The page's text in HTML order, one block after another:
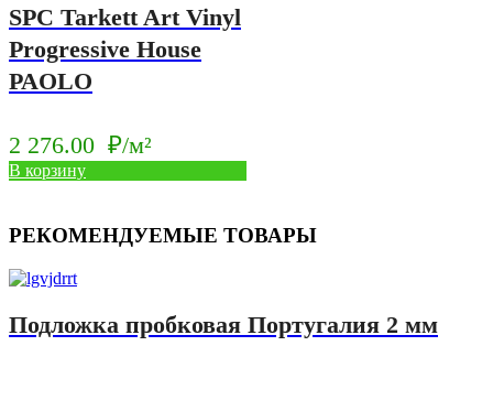
SPC Tarkett Art Vinyl
Progressive House
PAOLO
2 276.00 ₽/м²
В корзину
РЕКОМЕНДУЕМЫЕ ТОВАРЫ
Подложка пробковая Португалия 2 мм